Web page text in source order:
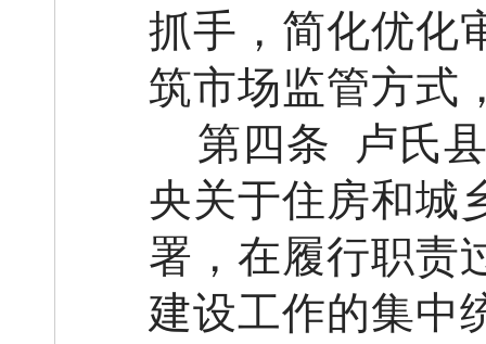
抓手， 简化优化
筑市场监管方式
第四条
卢氏
央关于住房和城
署，在履行职责
建设工作的集中